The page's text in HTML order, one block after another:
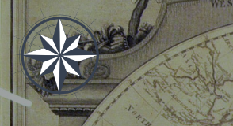
Passer
contenu